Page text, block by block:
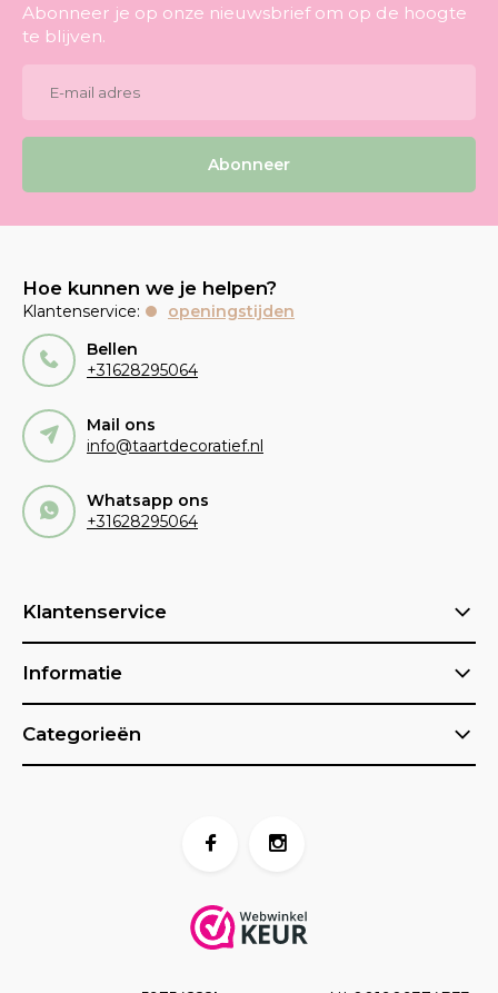
Abonneer je op onze nieuwsbrief om op de hoogte
te blijven.
Abonneer
Hoe kunnen we je helpen?
Klantenservice:
openingstijden
Bellen
+31628295064
Mail ons
info@taartdecoratief.nl
Whatsapp ons
+31628295064
Klantenservice
Informatie
Categorieën